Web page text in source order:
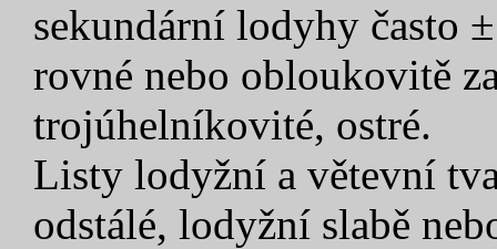
sekundární lodyhy často
rovné nebo obloukovitě
trojúhelníkovité, ostré.
Listy lodyžní a větevní
odstálé, lodyžní slabě